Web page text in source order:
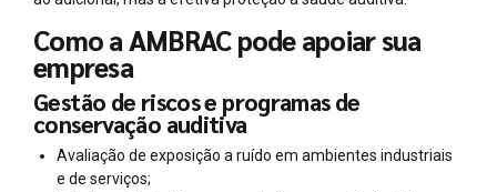
Como a AMBRAC pode apoiar sua
empresa
Gestão de riscos e programas de
conservação auditiva
Avaliação de exposição a ruído em ambientes industriais
e de serviços;